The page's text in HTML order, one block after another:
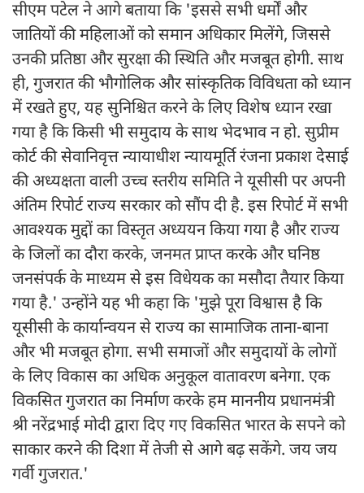
सीएम पटेल ने आगे बताया कि 'इससे सभी धर्मों और
जातियों की महिलाओं को समान अधिकार मिलेंगे, जिससे
उनकी प्रतिष्ठा और सुरक्षा की स्थिति और मजबूत होगी. साथ
ही, गुजरात की भौगोलिक और सांस्कृतिक विविधता को ध्यान
में रखते हुए, यह सुनिश्चित करने के लिए विशेष ध्यान रखा
गया है कि किसी भी समुदाय के साथ भेदभाव न हो. सुप्रीम
कोर्ट की सेवानिवृत्त न्यायाधीश न्यायमूर्ति रंजना प्रकाश देसाई
की अध्यक्षता वाली उच्च स्तरीय समिति ने यूसीसी पर अपनी
अंतिम रिपोर्ट राज्य सरकार को सौंप दी है. इस रिपोर्ट में सभी
आवश्यक मुद्दों का विस्तृत अध्ययन किया गया है और राज्य
के जिलों का दौरा करके, जनमत प्राप्त करके और घनिष्ठ
जनसंपर्क के माध्यम से इस विधेयक का मसौदा तैयार किया
गया है.' उन्होंने यह भी कहा कि 'मुझे पूरा विश्वास है कि
यूसीसी के कार्यान्वयन से राज्य का सामाजिक ताना-बाना
और भी मजबूत होगा. सभी समाजों और समुदायों के लोगों
के लिए विकास का अधिक अनुकूल वातावरण बनेगा. एक
विकसित गुजरात का निर्माण करके हम माननीय प्रधानमंत्री
श्री नरेंद्रभाई मोदी द्वारा दिए गए विकसित भारत के सपने को
साकार करने की दिशा में तेजी से आगे बढ़ सकेंगे. जय जय
गर्वी गुजरात.'